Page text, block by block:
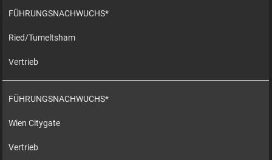
FÜHRUNGSNACHWUCHS*
Ried/Tumeltsham
Vertrieb
FÜHRUNGSNACHWUCHS*
Wien Citygate
Vertrieb